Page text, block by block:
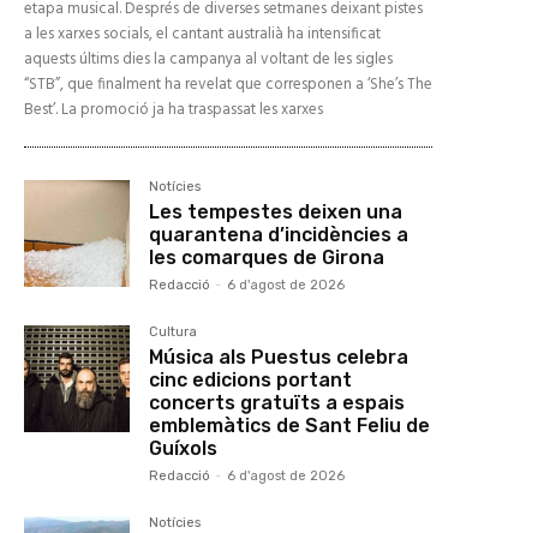
etapa musical. Després de diverses setmanes deixant pistes
a les xarxes socials, el cantant australià ha intensificat
aquests últims dies la campanya al voltant de les sigles
“STB”, que finalment ha revelat que corresponen a ‘She’s The
Best’. La promoció ja ha traspassat les xarxes
Notícies
Les tempestes deixen una
quarantena d’incidències a
les comarques de Girona
Redacció - 6 d'agost de 2026
Cultura
Música als Puestus celebra
cinc edicions portant
concerts gratuïts a espais
emblemàtics de Sant Feliu de
Guíxols
Redacció - 6 d'agost de 2026
Notícies